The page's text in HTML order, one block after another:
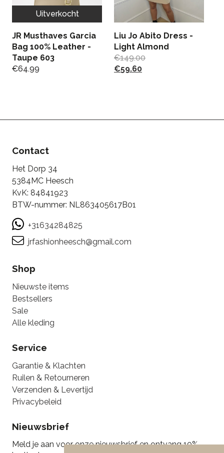
Uitverkocht
JR Musthaves Garcia
Bag 100% Leather -
Taupe 603
€64.99
Liu Jo Abito Dress -
Light Almond
€149.00
€59.60
Contact
Het Dorp 34
5384MC Heesch
KvK: 84841923
BTW-nummer: NL863405617B01
+31634284825
jrfashionheesch@gmail.com
Shop
Nieuwste items
Bestsellers
Sale
Alle kleding
Service
Garantie & Klachten
Ruilen & Retourneren
Verzenden & Levertijd
Privacybeleid
Nieuwsbrief
Meld je aan voor onze nieuwsbrief en ontvang 10%